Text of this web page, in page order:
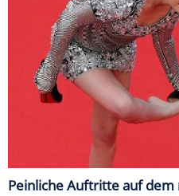
Peinliche Auftritte auf dem